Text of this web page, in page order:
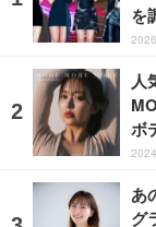
を
人
ボ
あ
グ